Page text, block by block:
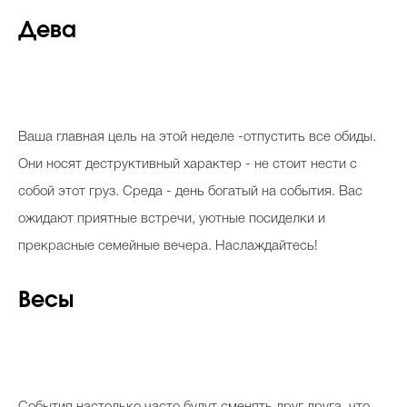
Дева
Ваша главная цель на этой неделе -отпустить все обиды.
Они носят деструктивный характер - не стоит нести с
собой этот груз. Среда - день богатый на события. Вас
ожидают приятные встречи, уютные посиделки и
прекрасные семейные вечера. Наслаждайтесь!
Весы